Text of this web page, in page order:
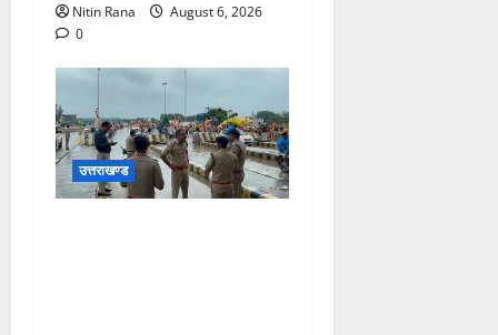
Nitin Rana
August 6, 2026
0
उत्तराखण्ड